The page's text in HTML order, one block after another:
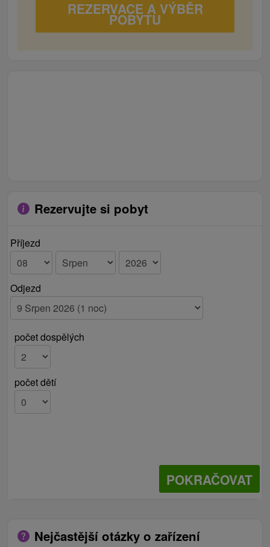
REZERVACE A VÝBĚR
POBYTU
Rezervujte si pobyt
Příjezd
Odjezd
počet dospělých
počet dětí
POKRAČOVAT
Nejčastější otázky o zařízení